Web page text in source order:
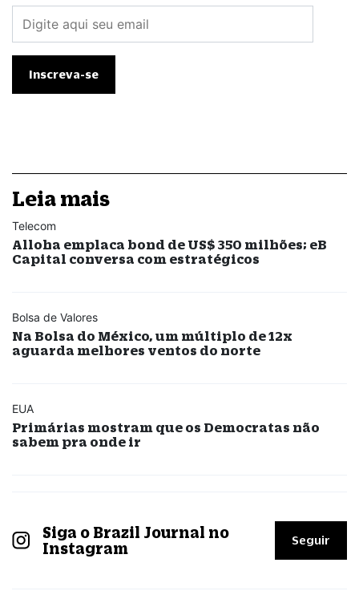
Leia mais
Telecom
Alloha emplaca bond de US$ 350 milhões; eB
Capital conversa com estratégicos
Bolsa de Valores
Na Bolsa do México, um múltiplo de 12x
aguarda melhores ventos do norte
EUA
Primárias mostram que os Democratas não
sabem pra onde ir
Siga o Brazil Journal no
Instagram
Seguir